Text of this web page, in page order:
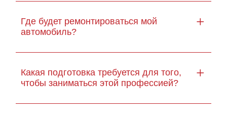
Где будет ремонтироваться мой
автомобиль?
Какая подготовка требуется для того,
чтобы заниматься этой профессией?